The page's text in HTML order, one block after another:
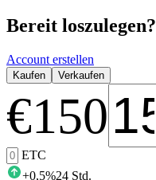
Bereit loszulegen?
Account erstellen
Kaufen Verkaufen
€150
ETC
+0,5%24 Std.